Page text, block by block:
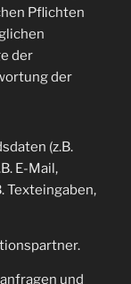
Pflichten
der
der
(z.B.
E-Mail,
Texteingaben,
und